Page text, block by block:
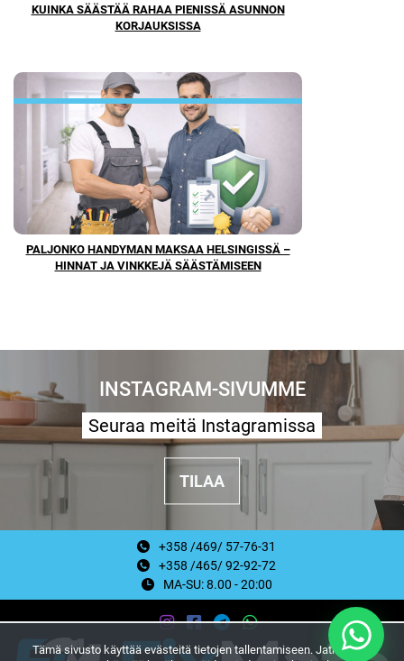
KUINKA SÄÄSTÄÄ RAHAA PIENISSÄ ASUNNON
KORJAUKSISSA
PALJONKO HANDYMAN MAKSAA HELSINGISSÄ –
HINNAT JA VINKKEJÄ SÄÄSTÄMISEEN
INSTAGRAM-SIVUMME
Seuraa meitä Instagramissa
TILAA
+358 /469/ 57-76-31
+358 /465/ 92-92-72
MA-SU: 8.00 - 20:00
Tämä sivusto käyttää evästeitä tietojen tallentamiseen. Jatkamalla